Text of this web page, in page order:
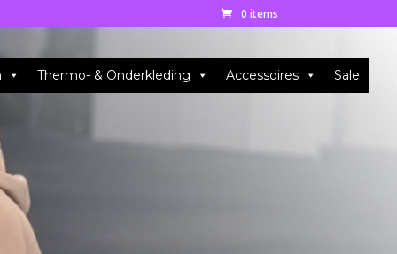
0 items
Thermo- & Onderkleding Accessoires Sale